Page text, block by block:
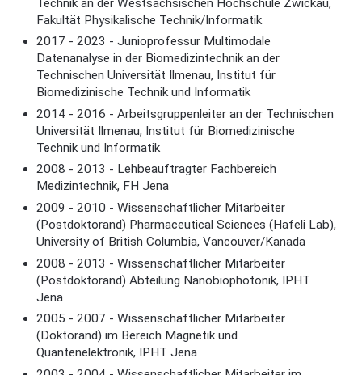
Fakultät Physikalische Technik/Informatik
2017 - 2023 - Junioprofessur Multimodale
Datenanalyse in der Biomedizintechnik an der
Technischen Universität Ilmenau, Institut für
Biomedizinische Technik und Informatik
2014 - 2016 - Arbeitsgruppenleiter an der Technischen
Universität Ilmenau, Institut für Biomedizinische
Technik und Informatik
2008 - 2013 - Lehbeauftragter Fachbereich
Medizintechnik, FH Jena
2009 - 2010 - Wissenschaftlicher Mitarbeiter
(Postdoktorand) Pharmaceutical Sciences (Hafeli Lab),
University of British Columbia, Vancouver/Kanada
2008 - 2013 - Wissenschaftlicher Mitarbeiter
(Postdoktorand) Abteilung Nanobiophotonik, IPHT
Jena
2005 - 2007 - Wissenschaftlicher Mitarbeiter
(Doktorand) im Bereich Magnetik und
Quantenelektronik, IPHT Jena